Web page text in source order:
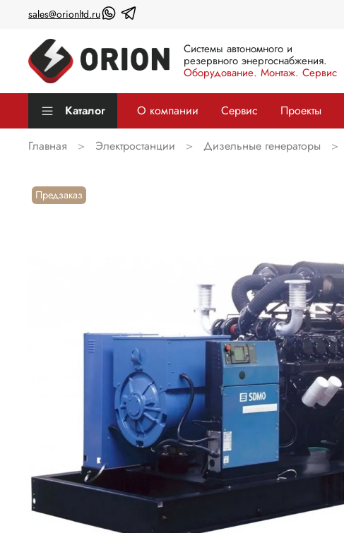
sales@orionltd.ru
Системы автономного и
резервного энергоснабжения.
Оборудование. Монтаж. Сервис
Каталог О компании Сервис Проекты
Главная Электростанции Дизельные генераторы
Предзаказ